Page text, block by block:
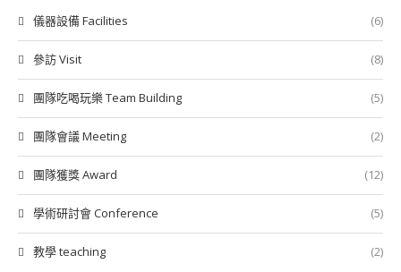
儀器設備 Facilities (6)
參訪 Visit (8)
團隊吃喝玩樂 Team Building (5)
團隊會議 Meeting (2)
團隊獲獎 Award (12)
學術研討會 Conference (5)
教學 teaching (2)